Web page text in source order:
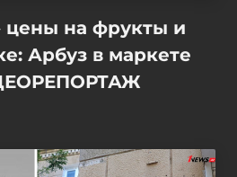
цены на фрукты и
Арбуз в маркете